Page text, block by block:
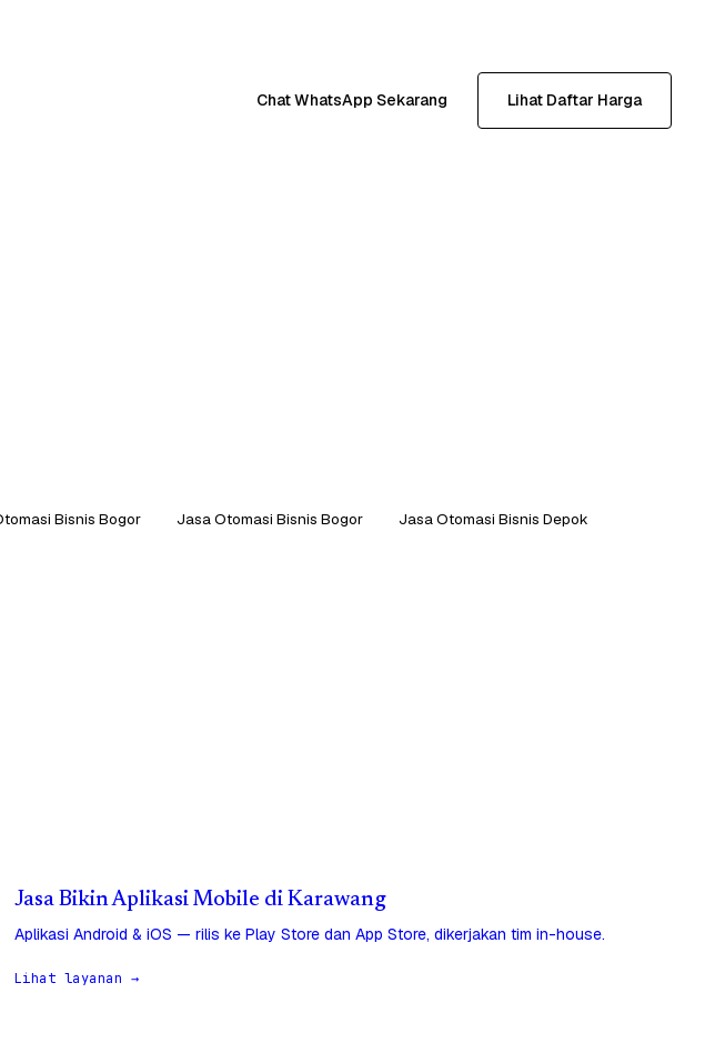
Chat WhatsApp Sekarang Lihat Daftar Harga
Bisnis Bogor Jasa Otomasi Bisnis Bogor
Jasa Otomasi Bisnis Depok
Jasa Bikin Aplikasi Mobile di Karawang
Aplikasi Android & iOS — rilis ke Play Store dan App Store, dikerjakan tim in-house.
Lihat layanan →